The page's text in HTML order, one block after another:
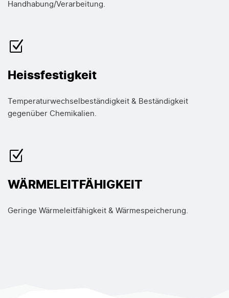
Handhabung/Verarbeitung.
Heissfestigkeit
Temperaturwechselbeständigkeit & Beständigkeit
gegenüber Chemikalien.
WÄRMELEITFÄHIGKEIT
Geringe Wärmeleitfähigkeit & Wärmespeicherung.